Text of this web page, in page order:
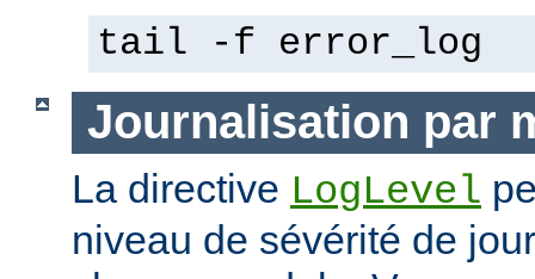
tail -f error_log
Journalisation par
La directive LogLevel
niveau de sévérité de